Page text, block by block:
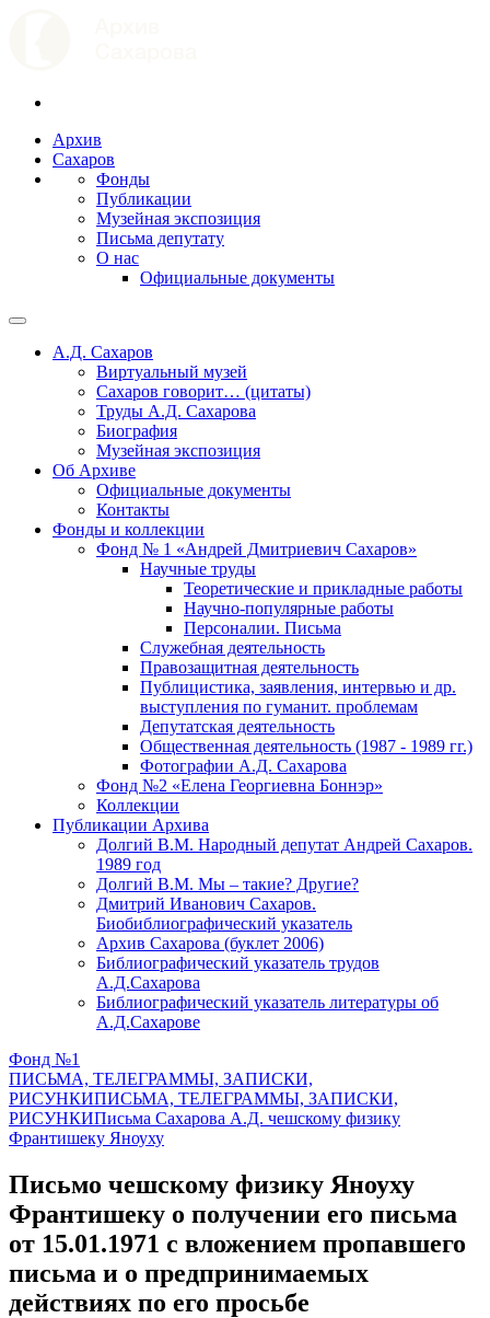
Архив
Сахаров
Фонды
Публикации
Музейная экспозиция
Письма депутату
О нас
Официальные документы
А.Д. Сахаров
Виртуальный музей
Сахаров говорит… (цитаты)
Труды А.Д. Сахарова
Биография
Музейная экспозиция
Об Архиве
Официальные документы
Контакты
Фонды и коллекции
Фонд № 1 «Андрей Дмитриевич Сахаров»
Научные труды
Теоретические и прикладные работы
Научно-популярные работы
Персоналии. Письма
Служебная деятельность
Правозащитная деятельность
Публицистика, заявления, интервью и др.
выступления по гуманит. проблемам
Депутатская деятельность
Общественная деятельность (1987 - 1989 гг.)
Фотографии А.Д. Сахарова
Фонд №2 «Елена Георгиевна Боннэр»
Коллекции
Публикации Архива
Долгий В.М. Народный депутат Андрей Сахаров.
1989 год
Долгий В.М. Мы – такие? Другие?
Дмитрий Иванович Сахаров.
Биобиблиографический указатель
Архив Сахарова (буклет 2006)
Библиографический указатель трудов
А.Д.Сахарова
Библиографический указатель литературы об
А.Д.Сахарове
Фонд №1
ПИСЬМА, ТЕЛЕГРАММЫ, ЗАПИСКИ,
РИСУНКИПИСЬМА, ТЕЛЕГРАММЫ, ЗАПИСКИ,
РИСУНКИПисьма Сахарова А.Д. чешскому физику
Франтишеку Яноуху
Письмо чешскому физику Яноуху
Франтишеку о получении его письма
от 15.01.1971 с вложением пропавшего
письма и о предпринимаемых
действиях по его просьбе